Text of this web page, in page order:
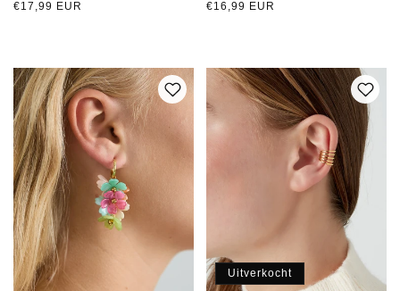
Normale
€17,99 EUR
Normale
€16,99 EUR
Uitverkocht